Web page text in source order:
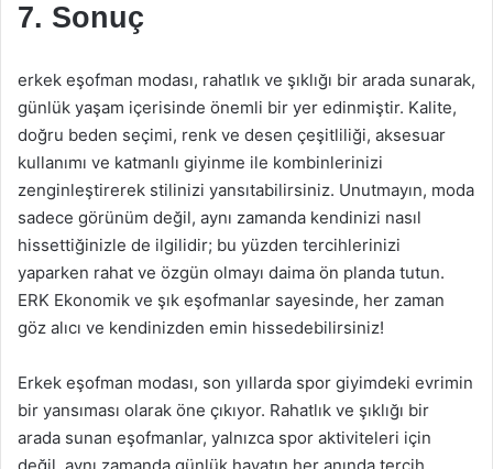
7. Sonuç
erkek eşofman modası, rahatlık ve şıklığı bir arada sunarak,
günlük yaşam içerisinde önemli bir yer edinmiştir. Kalite,
doğru beden seçimi, renk ve desen çeşitliliği, aksesuar
kullanımı ve katmanlı giyinme ile kombinlerinizi
zenginleştirerek stilinizi yansıtabilirsiniz. Unutmayın, moda
sadece görünüm değil, aynı zamanda kendinizi nasıl
hissettiğinizle de ilgilidir; bu yüzden tercihlerinizi
yaparken rahat ve özgün olmayı daima ön planda tutun.
ERK Ekonomik ve şık eşofmanlar sayesinde, her zaman
göz alıcı ve kendinizden emin hissedebilirsiniz!
Erkek eşofman modası, son yıllarda spor giyimdeki evrimin
bir yansıması olarak öne çıkıyor. Rahatlık ve şıklığı bir
arada sunan eşofmanlar, yalnızca spor aktiviteleri için